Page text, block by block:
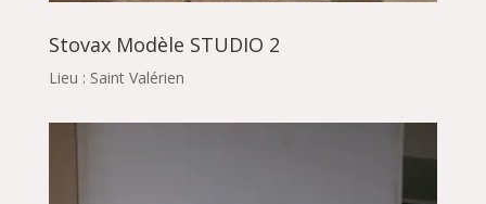
Stovax Modèle STUDIO 2
Lieu : Saint Valérien